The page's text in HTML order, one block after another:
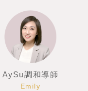
AySu調和導師
Emily